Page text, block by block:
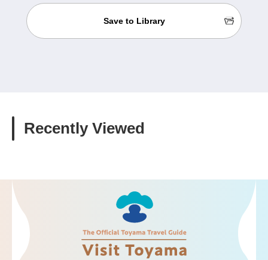
Save to Library
Recently Viewed